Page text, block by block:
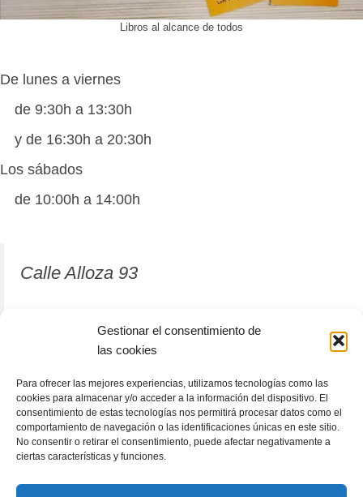
Gestionar el consentimiento de
las cookies
Para ofrecer las mejores experiencias, utilizamos tecnologías como las
cookies para almacenar y/o acceder a la información del dispositivo. El
consentimiento de estas tecnologías nos permitirá procesar datos como el
comportamiento de navegación o las identificaciones únicas en este sitio.
No consentir o retirar el consentimiento, puede afectar negativamente a
ciertas características y funciones.
Libros al alcance de todos
De lunes a viernes
de 9:30h a 13:30h
y de 16:30h a 20:30h
Los sábados
de 10:00h a 14:00h
Calle Alloza 93
12001 Castellón de la Plana
964 81 37 63